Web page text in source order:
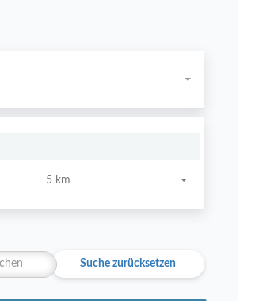
5 km
Suche zurücksetzen